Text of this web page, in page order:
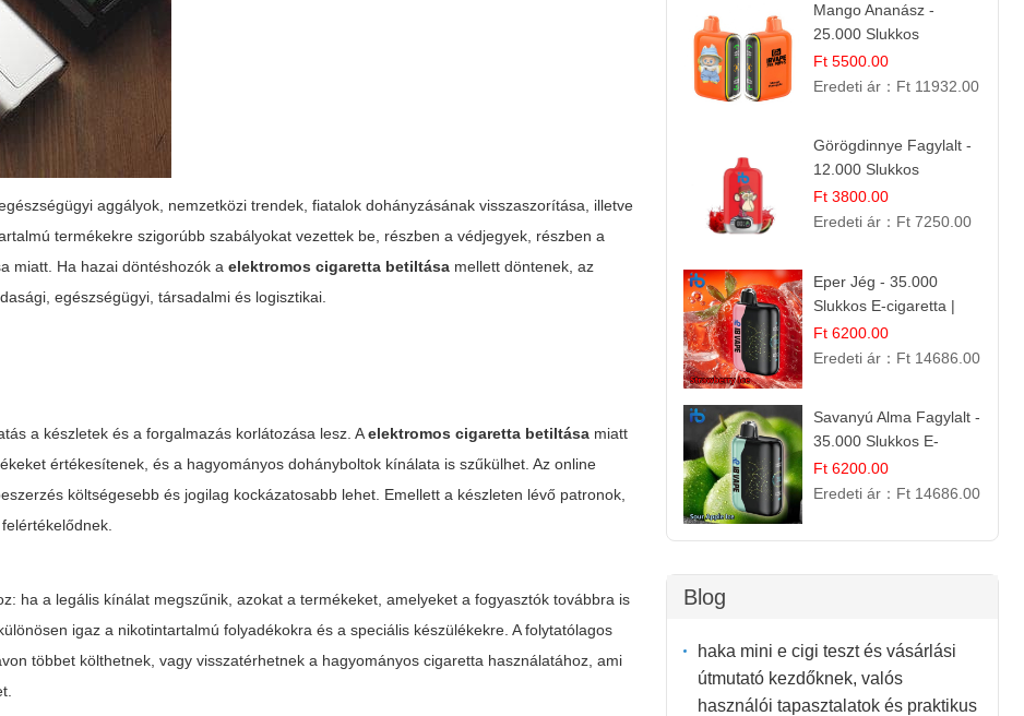
aggályok, nemzetközi trendek, fiatalok dohányzásának visszaszorítása, illetve
termékekre szigorúbb szabályokat vezettek be, részben a védjegyek, részben a
miatt. Ha hazai döntéshozók aelektromos cigaretta betiltása mellett döntenek, az
egészségügyi, társadalmi és logisztikai.
a készletek és a forgalmazás korlátozása lesz. Aelektromos cigaretta betiltása miatt
értékesítenek, és a hagyományos dohányboltok kínálata is szűkülhet. Az online
költségesebb és jogilag kockázatosabb lehet. Emellett a készleten lévő patronok,
ha a legális kínálat megszűnik, azokat a termékeket, amelyeket a fogyasztók továbbra is
igaz a nikotintartalmú folyadékokra és a speciális készülékekre. A folytatólagos
többet költhetnek, vagy visszatérhetnek a hagyományos cigaretta használatához, ami
Mango Ananász -
25.000 Slukkos
eldobható E-cigaretta |
Trópusi Ízélmény
Ft 5500.00
Eredeti ár： Ft 11932.00
Görögdinnye Fagylalt -
12.000 Slukkos
eldobható e-Cigaretta
Ft 3800.00
Eredeti ár： Ft 7250.00
Eper Jég - 35.000
Slukkos E-cigaretta |
IBVape Bar
Ft 6200.00
Eredeti ár： Ft 14686.00
Savanyú Alma Fagylalt -
35.000 Slukkos E-
cigaretta | IBVape Bar
Ft 6200.00
Eredeti ár： Ft 14686.00
Blog
haka mini e cigi teszt és vásárlási
útmutató kezdőknek, valós
használói tapasztalatok és praktikus